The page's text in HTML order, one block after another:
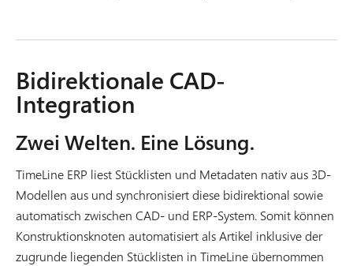
Bidirektionale CAD-
Integration
Zwei Welten. Eine Lösung.
TimeLine ERP liest Stücklisten und Metadaten nativ aus 3D-
Modellen aus und synchronisiert diese bidirektional sowie
automatisch zwischen CAD- und ERP-System. Somit können
Konstruktionsknoten automatisiert als Artikel inklusive der
zugrunde liegenden Stücklisten in TimeLine übernommen